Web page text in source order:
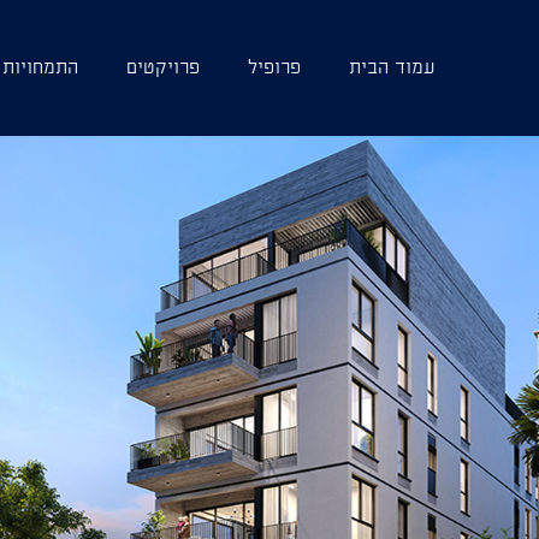
עמוד הבית פרופיל פרויקטים התמחויות